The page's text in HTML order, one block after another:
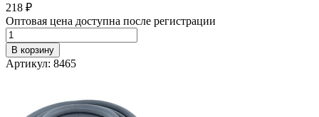
218 ₽
Оптовая цена доступна после регистрации
В корзину
Артикул: 8465